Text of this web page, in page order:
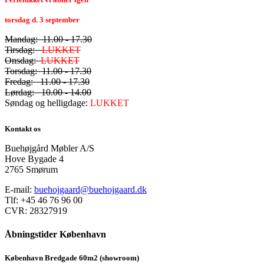
torsdag d. 3 september
Mandag: 11.00 - 17.30
Tirsdag:LUKKET
Onsdag:LUKKET
Torsdag: 11.00 - 17.30
Fredag: 11.00 - 17.30
Lørdag: 10.00 - 14.00
Søndag og helligdage: LUKKET
Kontakt os
Buehøjgård Møbler A/S
Hove Bygade 4
2765 Smørum
E-mail: buehojgaard@buehojgaard.dk
Tlf: +45 46 76 96 00
CVR: 28327919
Åbningstider København
København Bredgade 60m2 (showroom)